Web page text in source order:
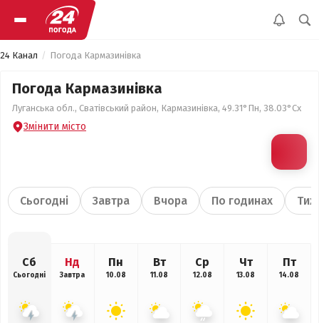
24 Канал Погода Кармазинівка
Погода Кармазинівка
Луганська обл., Сватівський район, Кармазинівка, 49.31°Пн, 38.03°Сх
Змінити місто
Сьогодні Завтра Вчора По годинах
Сб
Сьогодні
Нд
Завтра
Пн
10.08
Вт
11.08
Ср
12.08
Чт
13.08
Пт
14.08